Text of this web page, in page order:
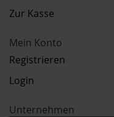
Zur Kasse
Mein Konto
Registrieren
Login
Unternehmen